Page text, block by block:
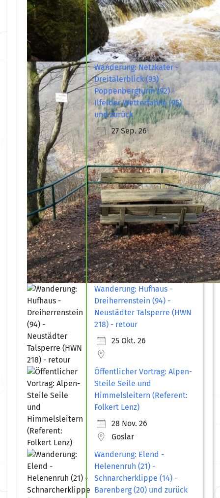
Wanderung: Netzkater -
Dreitälerblick (93) -
Poppenbergturm (92) -
Ilfelder Wetterfahne (95)
und zurück
27 Sep. 26
Wanderung: Hufhaus -
Dreiherrenstein (94) -
Neustädter Talsperre (HWN
218) - retour
25 Okt. 26
Öffentlicher Vortrag: Alpen-
Steile Seile und
Himmelsleitern (Referent:
Folkert Lenz)
28 Nov. 26
Goslar
Wanderung: Elend -
Helenenruh (21) -
Schnarcherklippe (14) -
Barenberg (20) und zurück